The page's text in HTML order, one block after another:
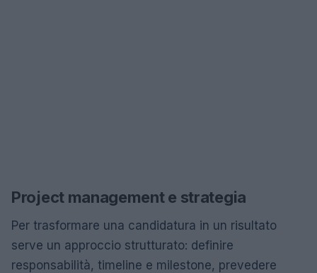
Project management e strategia
Per trasformare una candidatura in un risultato
serve un approccio strutturato: definire
responsabilità, timeline e milestone, prevedere